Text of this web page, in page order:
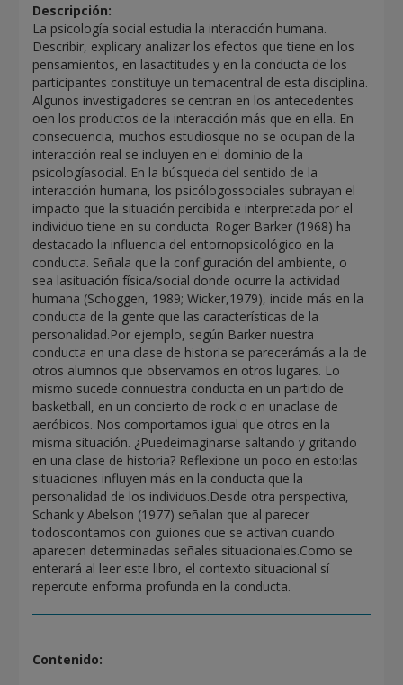
Descripción:
La psicología social estudia la interacción humana.
Describir, explicary analizar los efectos que tiene en los
pensamientos, en lasactitudes y en la conducta de los
participantes constituye un temacentral de esta disciplina.
Algunos investigadores se centran en los antecedentes
oen los productos de la interacción más que en ella. En
consecuencia, muchos estudiosque no se ocupan de la
interacción real se incluyen en el dominio de la
psicologíasocial. En la búsqueda del sentido de la
interacción humana, los psicólogossociales subrayan el
impacto que la situación percibida e interpretada por el
individuo tiene en su conducta. Roger Barker (1968) ha
destacado la influencia del entornopsicológico en la
conducta. Señala que la configuración del ambiente, o
sea lasituación física/social donde ocurre la actividad
humana (Schoggen, 1989; Wicker,1979), incide más en la
conducta de la gente que las características de la
personalidad.Por ejemplo, según Barker nuestra
conducta en una clase de historia se parecerámás a la de
otros alumnos que observamos en otros lugares. Lo
mismo sucede connuestra conducta en un partido de
basketball, en un concierto de rock o en unaclase de
aeróbicos. Nos comportamos igual que otros en la
misma situación. ¿Puedeimaginarse saltando y gritando
en una clase de historia? Reflexione un poco en esto:las
situaciones influyen más en la conducta que la
personalidad de los individuos.Desde otra perspectiva,
Schank y Abelson (1977) señalan que al parecer
todoscontamos con guiones que se activan cuando
aparecen determinadas señales situacionales.Como se
enterará al leer este libro, el contexto situacional sí
repercute enforma profunda en la conducta.
Contenido: